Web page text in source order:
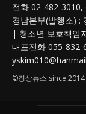
전화 02-482-
경남본부(발행소) :
| 청소년 보호책임
대표전화 055-
©경상뉴스 since 2014